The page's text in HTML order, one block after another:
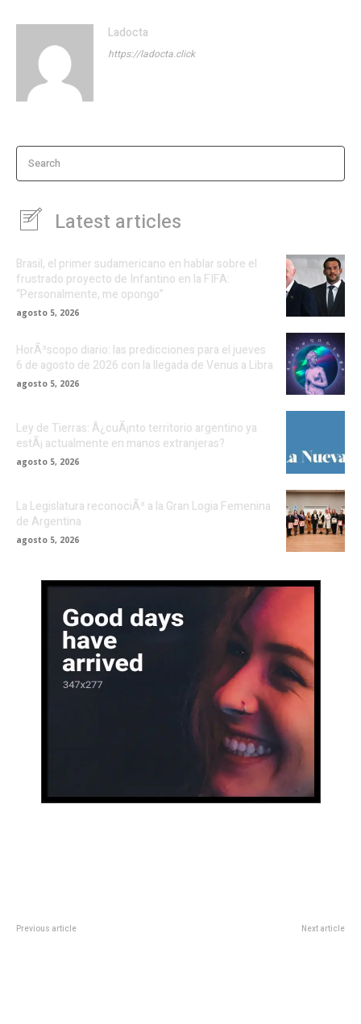
Ladocta
https://ladocta.click
Search
Latest articles
Brasil, el primer sudamericano en hablar sobre el
frustrado proyecto de Infantino en la FIFA:
“Personalmente, me opongo”
agosto 5, 2026
HorÃ³scopo diario: las predicciones para el jueves
6 de agosto de 2026 con la llegada de Venus a Libra
agosto 5, 2026
Ley de Tierras: Â¿cuÃ¡nto territorio argentino ya
estÃ¡ actualmente en manos extranjeras?
agosto 5, 2026
La Legislatura reconociÃ³ a la Gran Logia Femenina
de Argentina
agosto 5, 2026
Previous article Next article